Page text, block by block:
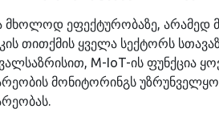
მხოლოდ ეფექტურობაზე, არამედ
თითქმის ყველა სექტორს
M-IoT-ის ფუნქცია
მონიტორინგს